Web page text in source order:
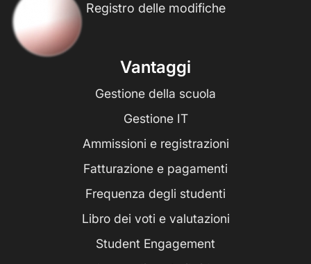
Registro delle modifiche
Vantaggi
Gestione della scuola
Gestione IT
Ammissioni e registrazioni
Fatturazione e pagamenti
Frequenza degli studenti
Libro dei voti e valutazioni
Student Engagement